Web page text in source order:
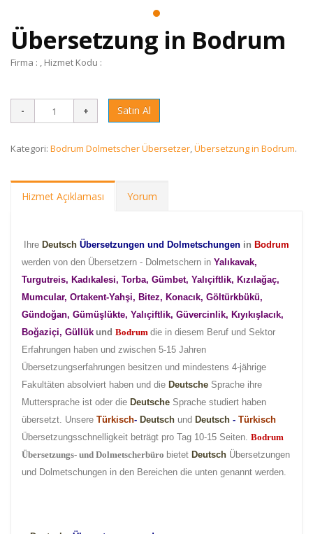
Übersetzung in Bodrum
Firma : , Hizmet Kodu :
Satın Al
Kategori: Bodrum Dolmetscher Übersetzer,Übersetzung in Bodrum.
Hizmet Açıklaması Yorum
Ihre Deutsch Übersetzungen und Dolmetschungen in Bodrum
werden von den Übersetzern - Dolmetschern in Yalıkavak,
Turgutreis, Kadıkalesi, Torba, Gümbet, Yalıçiftlik, Kızılağaç,
Mumcular, Ortakent-Yahşi, Bitez, Konacık, Göltürkbükü,
Gündoğan, Gümüşlükte, Yalıçiftlik, Güvercinlik, Kıyıkışlacık,
Boğaziçi, Güllük und Bodrum die in diesem Beruf und Sektor
Erfahrungen haben und zwischen 5-15 Jahren
Übersetzungserfahrungen besitzen und mindestens 4-jährige
Fakultäten absolviert haben und die Deutsche Sprache ihre
Muttersprache ist oder die Deutsche Sprache studiert haben
übersetzt. Unsere Türkisch- Deutsch und Deutsch - Türkisch
Übersetzungsschnelligkeit beträgt pro Tag 10-15 Seiten. Bodrum
Übersetzungs- und Dolmetscherbüro bietet Deutsch Übersetzungen
und Dolmetschungen in den Bereichen die unten genannt werden.